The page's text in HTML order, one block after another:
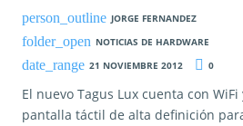
JORGE FERNANDEZ
NOTICIAS DE HARDWARE
21 NOVIEMBRE 2012
0
El nuevo Tagus Lux cuenta con
pantalla táctil de alta definición